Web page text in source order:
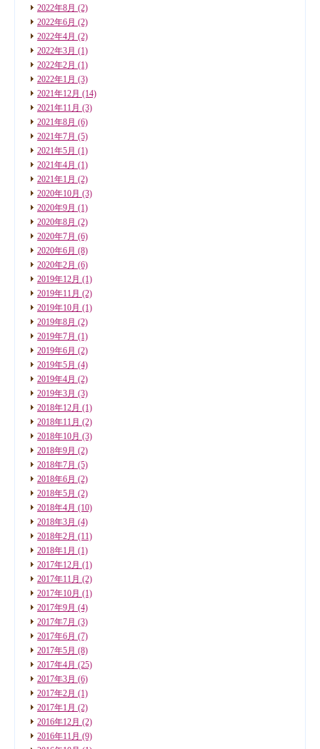
2022年8月 (2)
2022年6月 (2)
2022年4月 (2)
2022年3月 (1)
2022年2月 (1)
2022年1月 (3)
2021年12月 (14)
2021年11月 (3)
2021年8月 (6)
2021年7月 (5)
2021年5月 (1)
2021年4月 (1)
2021年1月 (2)
2020年10月 (3)
2020年9月 (1)
2020年8月 (2)
2020年7月 (6)
2020年6月 (8)
2020年2月 (6)
2019年12月 (1)
2019年11月 (2)
2019年10月 (1)
2019年8月 (2)
2019年7月 (1)
2019年6月 (2)
2019年5月 (4)
2019年4月 (2)
2019年3月 (3)
2018年12月 (1)
2018年11月 (2)
2018年10月 (3)
2018年9月 (2)
2018年7月 (5)
2018年6月 (2)
2018年5月 (2)
2018年4月 (10)
2018年3月 (4)
2018年2月 (11)
2018年1月 (1)
2017年12月 (1)
2017年11月 (2)
2017年10月 (1)
2017年9月 (4)
2017年7月 (3)
2017年6月 (7)
2017年5月 (8)
2017年4月 (25)
2017年3月 (6)
2017年2月 (1)
2017年1月 (2)
2016年12月 (2)
2016年11月 (9)